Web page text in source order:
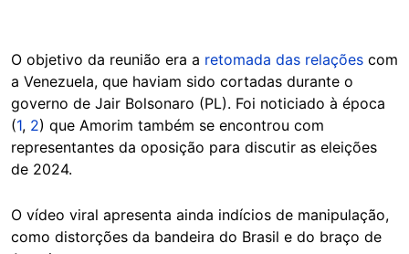
O objetivo da reunião era a retomada das relações com
a Venezuela, que haviam sido cortadas durante o
governo de Jair Bolsonaro (PL). Foi noticiado à época
(1, 2) que Amorim também se encontrou com
representantes da oposição para discutir as eleições
de 2024.
O vídeo viral apresenta ainda indícios de manipulação,
como distorções da bandeira do Brasil e do braço de